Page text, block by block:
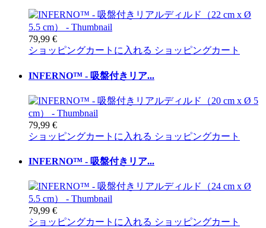
79,99 €
ショッピングカートに入れる ショッピングカート
INFERNO™ - 吸盤付きリア...
79,99 €
ショッピングカートに入れる ショッピングカート
INFERNO™ - 吸盤付きリア...
79,99 €
ショッピングカートに入れる ショッピングカート